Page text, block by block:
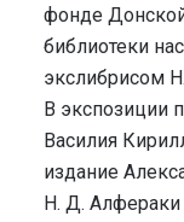
фонде
библиотеки
экслибрисом
В экспозиции
Василия
издание
Н. Д.